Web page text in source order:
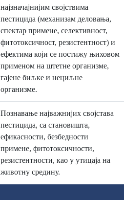
најзначајнијим својствима
пестицида (механизам деловања,
спектар примене, селективност,
фитотоксичност, резистентност) и
ефектима који се постижу њиховом
применом на штетне организме,
гајене биљке и нециљне
организме.
Познавање најважнијих својстава
пестицида, са становишта,
ефикасности, безбедности
примене, фитотоксичности,
резистентности, као у утицаја на
животну средину.